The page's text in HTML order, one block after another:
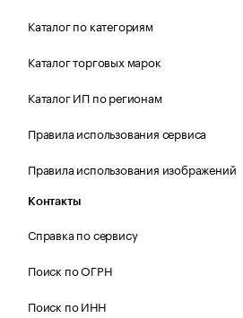
Каталог по категориям
Каталог торговых марок
Каталог ИП по регионам
Правила использования сервиса
Правила использования изображений
Контакты
Справка по сервису
Поиск по ОГРН
Поиск по ИНН